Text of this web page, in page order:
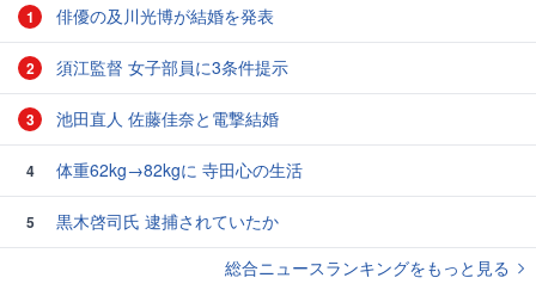
1 俳優の及川光博が結婚を発表
2 須江監督 女子部員に3条件提示
3 池田直人 佐藤佳奈と電撃結婚
4 体重62kg→82kgに 寺田心の生活
5
黒木啓司氏 逮捕されていたか
総合ニュースランキングをもっと見る